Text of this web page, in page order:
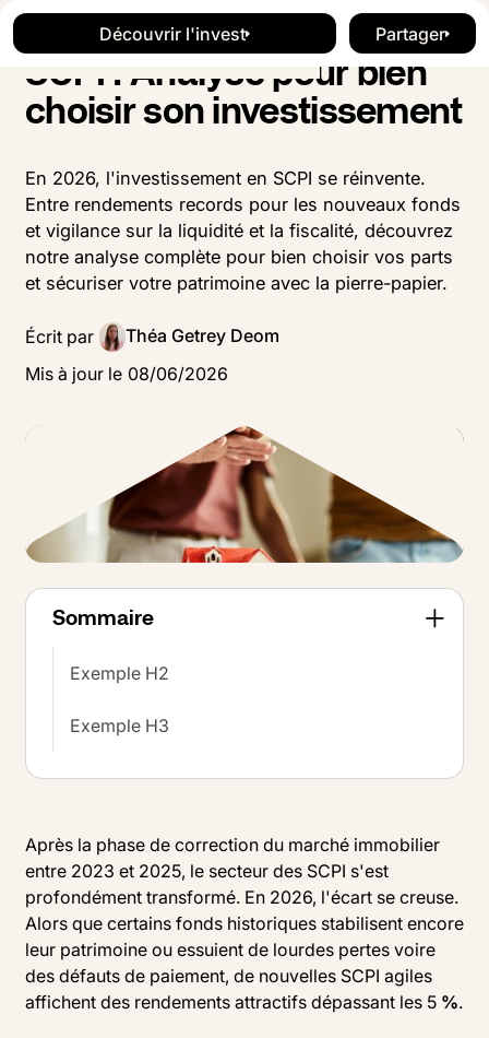
Button Text
Découvrir l'invest
Blog Investissement
SCPI : Analyse pour bien
choisir son investissement
En 2026, l'investissement en SCPI se réinvente.
Entre rendements records pour les nouveaux fonds
et vigilance sur la liquidité et la fiscalité, découvrez
notre analyse complète pour bien choisir vos parts
et sécuriser votre patrimoine avec la pierre-papier.
Écrit par
Théa Getrey Deom
Mis à jour le 08/06/2026
Sommaire
Exemple H2
Exemple H3
Après la phase de correction du marché immobilier
entre 2023 et 2025, le secteur des SCPI s'est
profondément transformé. En 2026, l'écart se creuse.
Alors que certains fonds historiques stabilisent encore
leur patrimoine ou essuient de lourdes pertes voire
des défauts de paiement, de nouvelles SCPI agiles
affichent des rendements attractifs dépassant les 5 %.
Button Text
Découvrir l'invest Button
Partager